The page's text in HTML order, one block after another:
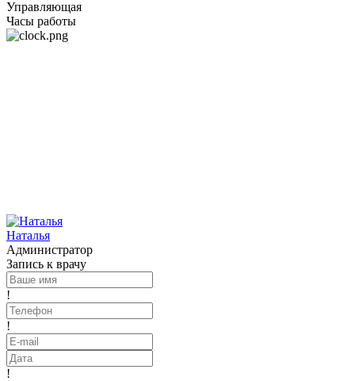
Управляющая
Часы работы
Наталья
Администратор
Запись к врачу
!
!
!